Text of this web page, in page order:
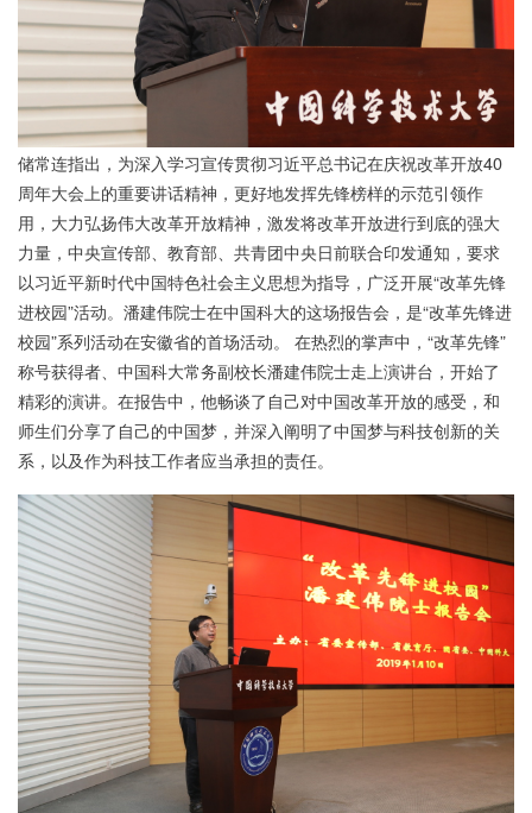
储常连指出，为深入学习宣传贯彻习近平总书记在庆祝改革开放40
周年大会上的重要讲话精神，更好地发挥先锋榜样的示范引领作
用，大力弘扬伟大改革开放精神，激发将改革开放进行到底的强大
力量，中央宣传部、教育部、共青团中央日前联合印发通知，要求
以习近平新时代中国特色社会主义思想为指导，广泛开展“改革先锋
进校园”活动。潘建伟院士在中国科大的这场报告会，是“改革先锋进
校园”系列活动在安徽省的首场活动。 在热烈的掌声中，“改革先锋”
称号获得者、中国科大常务副校长潘建伟院士走上演讲台，开始了
精彩的演讲。在报告中，他畅谈了自己对中国改革开放的感受，和
师生们分享了自己的中国梦，并深入阐明了中国梦与科技创新的关
系，以及作为科技工作者应当承担的责任。